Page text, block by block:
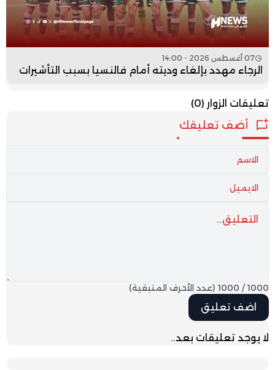
07 أغسطس 2026 - 14:00
الرجاء مهدد بإلغاء وديته أمام فالنسيا بسبب التأشيرات
تعليقات الزوار (0)
أضف تعليقك
1000
/
1000 (عدد الأحرف المتبقية)
لا يوجد تعليقات بعد..